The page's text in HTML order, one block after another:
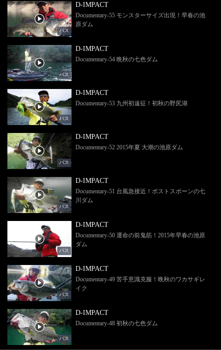
バス
D-IMPACT
Documentary-55 モンスターサイズ出現！早春の池
原ダム
バス
D-IMPACT
Documentary-54 晩秋の七色ダム
バス
D-IMPACT
Documentary-53 九州初遠征！初秋の野尻湖
バス
D-IMPACT
Documentary-52 2015年夏 大潮の池原ダム
バス
D-IMPACT
Documentary-51 台風急接近！ポストスポーンの七
川ダム
バス
D-IMPACT
Documentary-50 運命の前鬼筋！2015年早春の池原
ダム
バス
D-IMPACT
Documentary-49 苦手意識克服！晩秋のワカサギレ
イク
バス
D-IMPACT
Documentary-48 初秋の七色ダム